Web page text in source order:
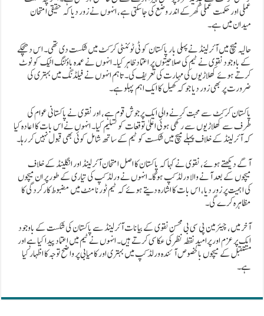
عملی اور حکمت عملی گھر کے اندر وضع کی جا سکتی ہے، انہوں نے زور دیا کہ حقیقی امتحان
میدان میں ہے۔
حالیہ میچ میں آئرلینڈ نے پہلی بار پاکستان کو ٹی ٹوئنٹی کرکٹ میں شکست دی تھی۔ اس دھچکے
کے باوجود نقوی نے ٹیم کی صلاحیتوں پر اعتماد ظاہر کیا۔ انہوں نے عمدہ باؤلنگ اٹیک کو نوٹ
کرتے ہوئے کھلاڑیوں کی مہارت کی تعریف کی۔ تاہم انہوں نے فیلڈنگ میں بہتری کی
ضرورت پر بھی زور دیا جو کہ کھیل کا ایک اہم پہلو ہے۔
پاکستان کرکٹ سے محبت کرنے والی ایک پرجوش قوم ہے، اور نقوی نے پاکستانی عوام کی
طرف سے کھلاڑیوں سے رکھی ہوئی اعلیٰ توقعات کو تسلیم کیا۔ انہوں نے اس بات کا اعادہ کیا
کہ آئرلینڈ کے خلاف پہلے میچ میں شکست کو ٹیم کے ساتھ شامل کوئی بھی قبول نہیں کر رہا۔
آگے دیکھتے ہوئے، نقوی نے کہا کہ پاکستان کا اصل امتحان آئرلینڈ اور انگلینڈ کے خلاف
میچوں کے بعد آنے والا ورلڈ کپ ہوگا۔ انہوں نے ورلڈ کپ کی تیاری کے طور پر ان میچوں
کی اہمیت پر زور دیا، اس بات کا اشارہ دیتے ہوئے کہ ٹیم ٹورنامنٹ میں مضبوط کارکردگی کا
مظاہرہ کرے گی۔
آخر میں، چیئرمین پی سی بی محسن نقوی کے بیانات آئرلینڈ سے پاکستان کی شکست کے باوجود
ایک پرعزم اور پرامید نقطہ نظر کی عکاسی کرتے ہیں۔ انہوں نے ٹیم میں اعتماد پیدا کیا ہے اور
مستقبل کے میچوں بالخصوص آئندہ ورلڈ کپ میں بہتری اور کامیابی پر واضح توجہ کا اظہار کیا
ہے۔